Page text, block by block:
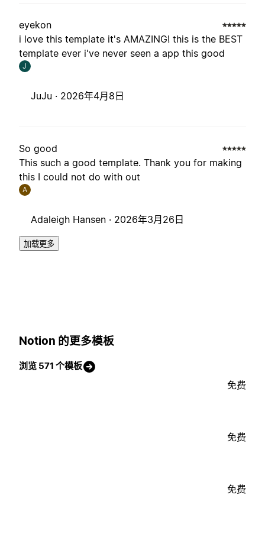
eyekon
i love this template it's AMAZING! this is the BEST
template ever i've never seen a app this good
J
JuJu · 2026年4月8日
So good
This such a good template. Thank you for making
this I could not do with out
A
Adaleigh Hansen · 2026年3月26日
加载更多
Notion 的更多模板
浏览 571 个模板
免费
免费
免费